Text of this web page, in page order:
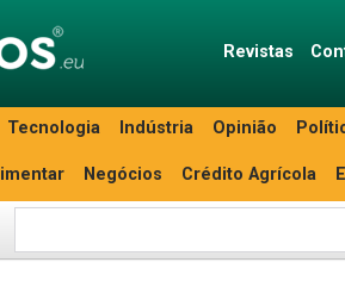
Revistas
Tecnologia Indústria Opinião
Negócios Crédito Agrícola